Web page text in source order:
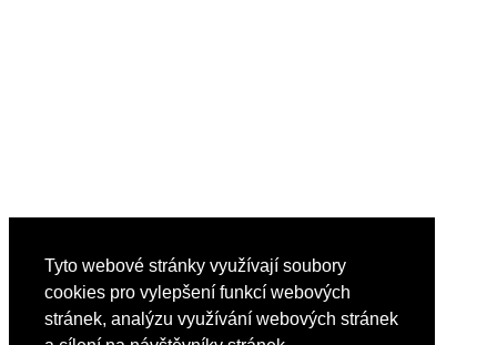
Tyto webové stránky využívají soubory
cookies pro vylepšení funkcí webových
stránek, analýzu využívání webových stránek